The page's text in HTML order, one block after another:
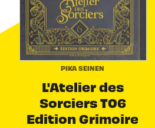
PIKA SEINEN
L'Atelier des
Sorciers T06
Edition Grimoire